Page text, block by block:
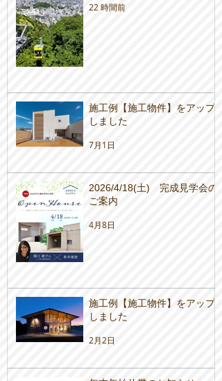
22 時間前
施工例【施工物件】をアップ
しました
7月1日
2026/4/18(土) 完成見学会の
ご案内
4月8日
施工例【施工物件】をアップ
しました
2月2日